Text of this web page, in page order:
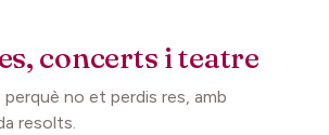
concerts i teatre
no et perdis res, amb
resolts.